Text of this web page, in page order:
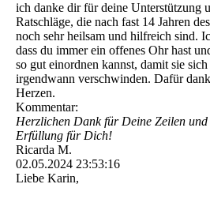
ich danke dir für deine Unterstützung
Ratschläge, die nach fast 14 Jahren
noch sehr heilsam und hilfreich sind.
dass du immer ein offenes Ohr hast
so gut einordnen kannst, damit sie
irgendwann verschwinden. Dafür
Herzen.
Kommentar:
Herzlichen Dank für Deine Zeilen
Erfüllung für Dich!
Ricarda M.
02.05.2024 23:53:16
Liebe Karin,